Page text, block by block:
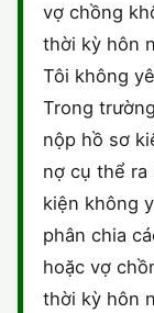
vợ chồng
thời kỳ hôn
Tôi không
Trong
nộp hồ sơ
nợ cụ thể ra
kiện không
phân chia
hoặc vợ
thời kỳ hôn